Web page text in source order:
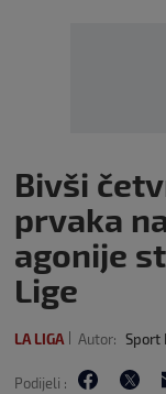
Bivši
prvaka
agonije
Lige
LA LIGA Autor: Sport
Podijeli :